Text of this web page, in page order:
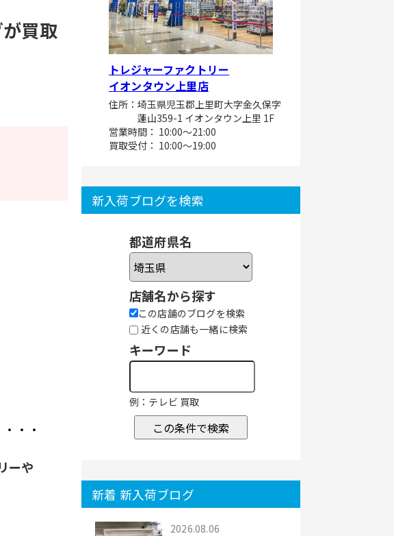
買取
・・
ーや
トレジャーファクトリー
イオンタウン上里店
住所：埼玉県児玉郡上里町大字金久保字
蓮山359-1 イオンタウン上里 1F
営業時間： 10:00～21:00
買取受付： 10:00～19:00
新入荷ブログを検索
都道府県名
店舗名から探す
この店舗のブログを検索
近くの店舗も一緒に検索
キーワード
例：テレビ 買取
この条件で検索
新着 新入荷ブログ
2026.08.06